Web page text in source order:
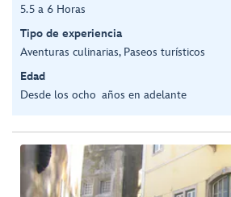
5.5 a 6 Horas
Tipo de experiencia
Aventuras culinarias, Paseos turísticos
Edad
Desde los ocho años en adelante